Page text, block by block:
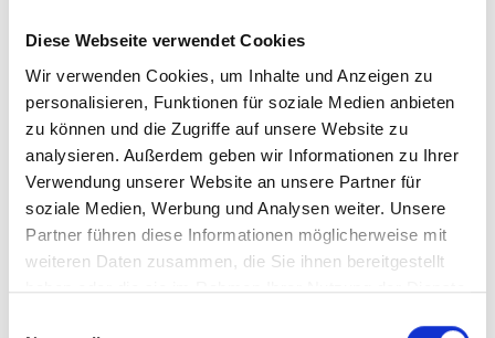
Diese Webseite verwendet Cookies
Wir verwenden Cookies, um Inhalte und Anzeigen zu
personalisieren, Funktionen für soziale Medien anbieten
zu können und die Zugriffe auf unsere Website zu
analysieren. Außerdem geben wir Informationen zu Ihrer
Verwendung unserer Website an unsere Partner für
soziale Medien, Werbung und Analysen weiter. Unsere
Partner führen diese Informationen möglicherweise mit
weiteren Daten zusammen, die Sie ihnen bereitgestellt
haben oder die sie im Rahmen Ihrer Nutzung der Dienste
deiner individuellen Vorlage zeigt,
anstatt eine Einheitslösung zu bieten.
Der Prozess des wissenschaftlichen
Schreibens kann ohne das richtige
Wissen eine große Herausforderung
darstellen. Jedoch, ausgestattet mit
denTechniken und Strategiendieses
Kurses, wird die Formatierung deiner